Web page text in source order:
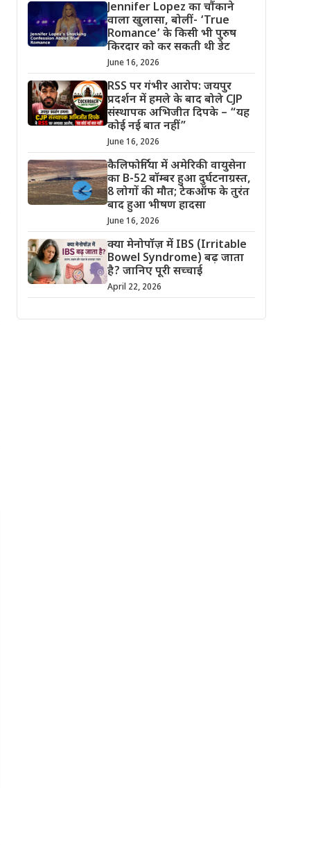
Jennifer Lopez का चौंकाने
वाला खुलासा, बोलीं- ‘True
Romance’ के किसी भी पुरुष
किरदार को कर सकती थी डेट
June 16, 2026
RSS पर गंभीर आरोप: जयपुर
प्रदर्शन में हमले के बाद बोले CJP
संस्थापक अभिजीत दिपके – “यह
कोई नई बात नहीं”
June 16, 2026
कैलिफोर्निया में अमेरिकी वायुसेना
का B-52 बॉम्बर हुआ दुर्घटनाग्रस्त,
8 लोगों की मौत; टेकऑफ के तुरंत
बाद हुआ भीषण हादसा
June 16, 2026
क्या मेनोपॉज़ में IBS (Irritable
Bowel Syndrome) बढ़ जाता
है? जानिए पूरी सच्चाई
April 22, 2026